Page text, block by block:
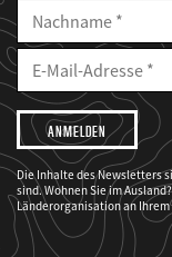
Nachname
E-
Mailadresse
E-
Adresse
Ich
möchte,
dass
der
WWF
mich
über
seine
Projekte
informiert.
Die Inhalte des Newsletters
sind. Wohnen Sie im
Länderorganisation an Ihrem